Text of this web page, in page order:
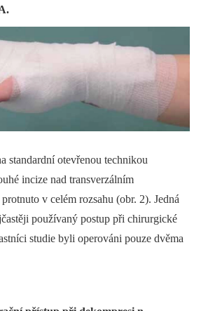
standardní otevřenou technikou
incize nad transverzálním
v celém rozsahu (obr. 2). Jedná
používaný postup při chirurgické
studie byli operováni pouze dvěma